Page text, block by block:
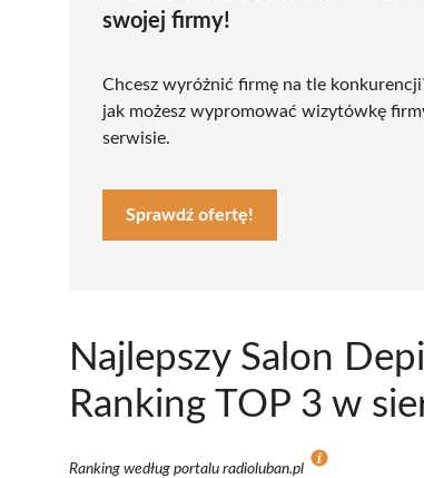
swojej firmy!
Chcesz wyróżnić firmę na tle
jak możesz wypromować wizytówkę
serwisie.
Sprawdź ofertę!
Najlepszy Salon
Ranking TOP 3 w
Ranking według portalu radioluban.pl